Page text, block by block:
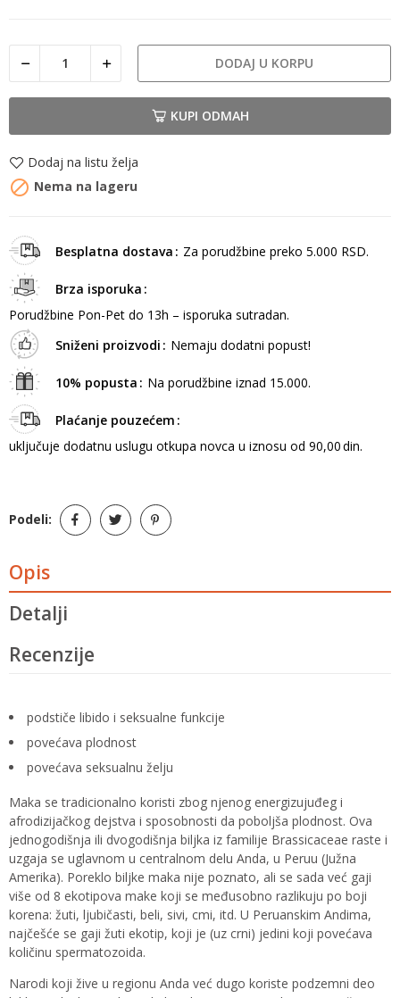
DODAJ U KORPU
KUPI ODMAH
Dodaj na listu želja
 Nema na lageru
Besplatna dostava Za porudžbine preko 5.000 RSD.
Brza isporuka
Porudžbine Pon-Pet do 13h – isporuka sutradan.
Sniženi proizvodi
Nemaju dodatni popust!
10% popusta Na porudžbine iznad 15.000.
Plaćanje pouzećem
uključuje dodatnu uslugu otkupa novca u iznosu od 90,00 din.
Podeli:
Opis
Detalji
Recenzije
podstiče libido i seksualne funkcije
povećava plodnost
povećava seksualnu želju
Maka se tradicionalno koristi zbog njenog energizujuđeg i
afrodizijačkog dejstva i sposobnosti da poboljša plodnost. Ova
jednogodišnja ili dvogodišnja biljka iz familije Brassicaceae raste i
uzgaja se uglavnom u centralnom delu Anda, u Peruu (Južna
Amerika). Poreklo biljke maka nije poznato, ali se sada već gaji
više od 8 ekotipova make koji se međusobno razlikuju po boji
korena: žuti, ljubičasti, beli, sivi, cmi, itd. U Peruanskim Andima,
najčešće se gaji žuti ekotip, koji je (uz crni) jedini koji povećava
količinu spermatozoida.
Narodi koji žive u regionu Anda već dugo koriste podzemni deo